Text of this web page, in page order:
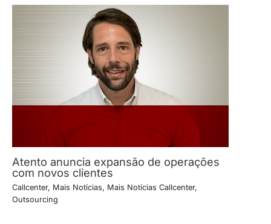
Atento anuncia expansão de operações
com novos clientes
Callcenter, Mais Notícias, Mais Notícias Callcenter,
Outsourcing